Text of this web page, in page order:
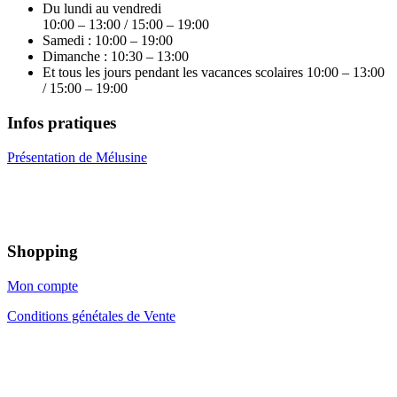
Du lundi au vendredi
10:00 – 13:00 / 15:00 – 19:00
Samedi : 10:00 – 19:00
Dimanche : 10:30 – 13:00
Et tous les jours pendant les vacances scolaires 10:00 – 13:00
/ 15:00 – 19:00
Infos pratiques
Présentation de Mélusine
Shopping
Mon compte
Conditions génétales de Vente